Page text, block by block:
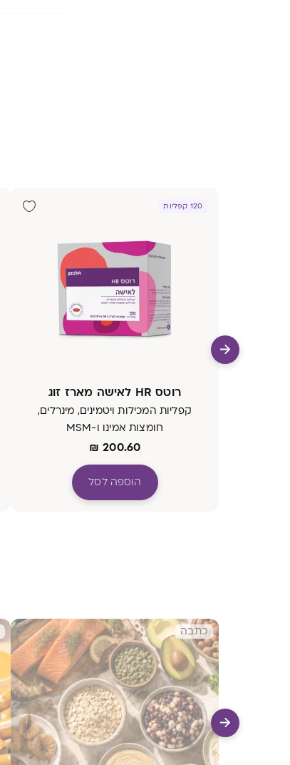
120 קפליות
רוטס HR לאישה מארז זוג
קפליות המכילות ויטמינים, מינרלים,
חומצות אמינו ו-MSM
₪ 200.60
הוספה לסל
כתבה